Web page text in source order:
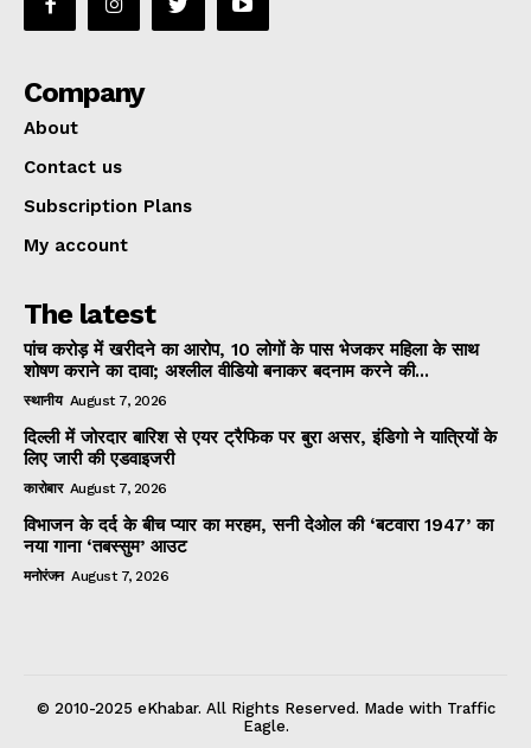
Company
About
Contact us
Subscription Plans
My account
The latest
पांच करोड़ में खरीदने का आरोप, 10 लोगों के पास भेजकर महिला के साथ
शोषण कराने का दावा; अश्लील वीडियो बनाकर बदनाम करने की...
स्थानीय August 7, 2026
दिल्ली में जोरदार बारिश से एयर ट्रैफिक पर बुरा असर, इंडिगो ने यात्रियों के
लिए जारी की एडवाइजरी
कारोबार August 7, 2026
विभाजन के दर्द के बीच प्यार का मरहम, सनी देओल की ‘बटवारा 1947’ का
नया गाना ‘तबस्सुम’ आउट
मनोरंजन August 7, 2026
© 2010-2025 eKhabar. All Rights Reserved. Made with Traffic
Eagle.